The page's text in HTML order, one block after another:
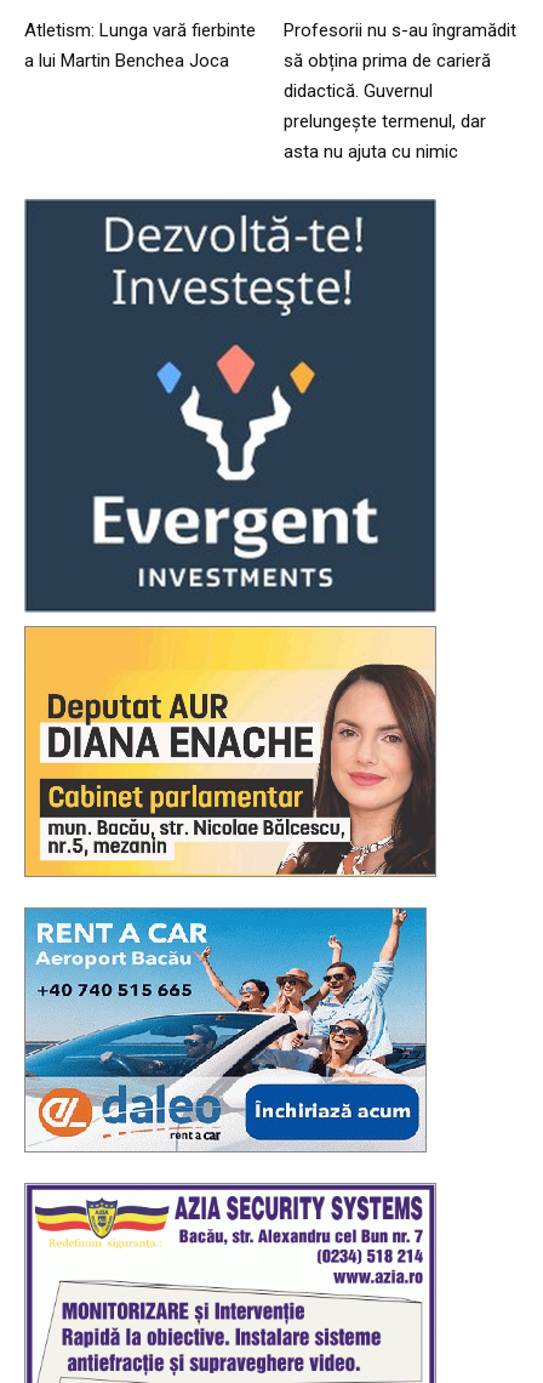
Atletism: Lunga vară fierbinte
a lui Martin Benchea Joca
Profesorii nu s-au îngramădit
să obțina prima de carieră
didactică. Guvernul
prelungește termenul, dar
asta nu ajuta cu nimic